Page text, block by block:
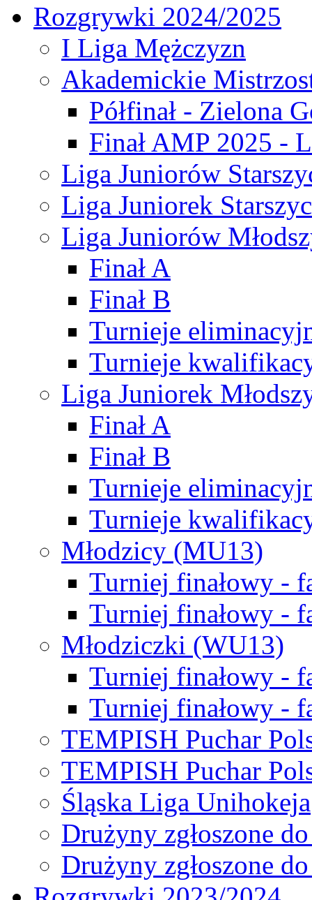
Rozgrywki 2024/2025
I Liga Mężczyzn
Akademickie
Półfinał - Zielona
Finał AMP 2025 -
Liga Juniorów
Liga Juniorek
Liga Juniorów
Finał A
Finał B
Turnieje
Turnieje
Liga Juniorek
Finał A
Finał B
Turnieje
Turnieje
Młodzicy (MU13)
Turniej finałowy -
Turniej finałowy -
Młodziczki (WU13)
Turniej finałowy -
Turniej finałowy -
TEMPISH Puchar
TEMPISH Puchar
Śląska Liga Unihokeja
Drużyny zgłoszone
Drużyny zgłoszone